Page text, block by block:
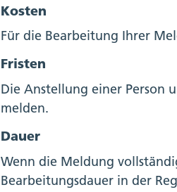
Kosten
Für die Bearbeitung Ihrer
Fristen
Die Anstellung einer Person
melden.
Dauer
Wenn die Meldung
Bearbeitungsdauer in der